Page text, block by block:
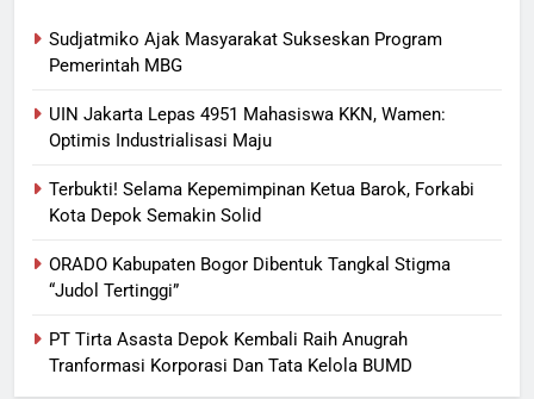
Sudjatmiko Ajak Masyarakat Sukseskan Program
Pemerintah MBG
UIN Jakarta Lepas 4951 Mahasiswa KKN, Wamen:
Optimis Industrialisasi Maju
Terbukti! Selama Kepemimpinan Ketua Barok, Forkabi
Kota Depok Semakin Solid
ORADO Kabupaten Bogor Dibentuk Tangkal Stigma
“Judol Tertinggi”
PT Tirta Asasta Depok Kembali Raih Anugrah
Tranformasi Korporasi Dan Tata Kelola BUMD